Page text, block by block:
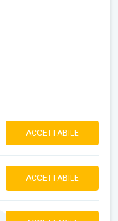
ACCETTABILE
ACCETTABILE